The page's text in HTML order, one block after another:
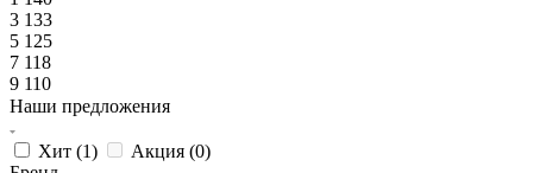
3 133
5 125
7 118
9 110
Наши предложения
Хит (1) Акция (0)